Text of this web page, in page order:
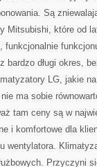
Są
Mitsubishi, które od
bardzo długi okres,
LG, jakie
ma sobie
tam ceny są w
i komfortowe dla
wentylatora.
Przyczyni